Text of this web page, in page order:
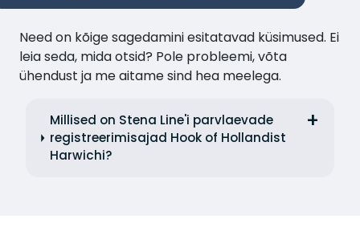
Need on kõige sagedamini esitatavad küsimused. Ei
leia seda, mida otsid? Pole probleemi, võta
ühendust ja me aitame sind hea meelega.
Millised on Stena Line'i parvlaevade
registreerimisajad Hook of Hollandist
Harwichi?